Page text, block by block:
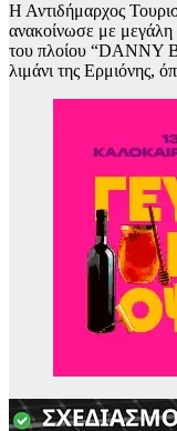
Η Αντιδήμαρχος
ανακοίνωσε με μεγάλη
του πλοίου “DANNY
λιμάνι της Ερμιόνης,